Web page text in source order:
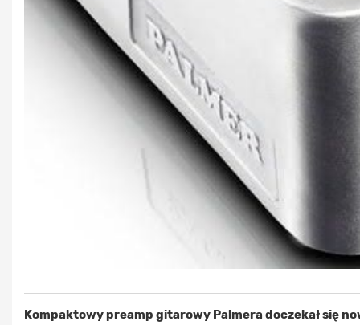
Kompaktowy preamp gitarowy Palmera doczekał się